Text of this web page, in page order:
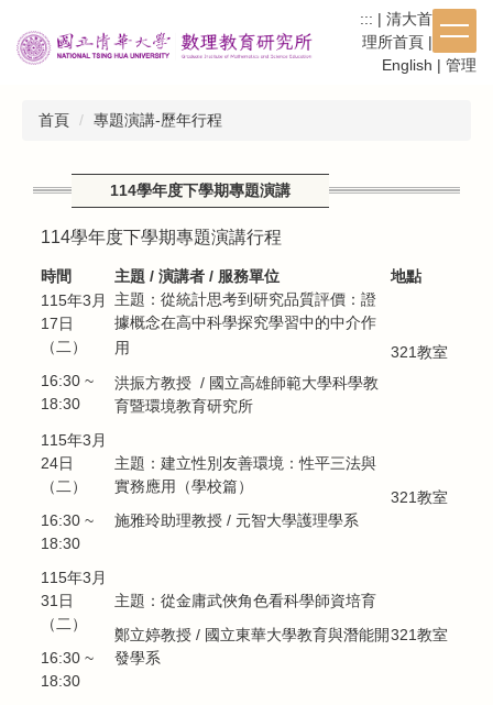
到
主
::: | 清大首頁
理所首頁 | 繁體|
English | 管理
首頁 專題演講-歷年行程
114學年度下學期專題演講
114學年度下學期專題演講行程
時間 主題 / 演講者 / 服務單位
地點
115年3月
17日
（二）
16:30 ~
18:30
主題： 從統計思考到研究品質評價：證
據概念在高中科學探究學習中的中介作
用
洪振方教授 / 國立高雄師範大學科學教
育暨環境教育研究所
321教室
115年3月
24日
（二）
16:30 ~
18:30
主題： 建立性別友善環境：性平三法與
實務應用（學校篇）
施雅玲助理教授 / 元智大學護理學系
321教室
115年3月
31日
（二）
16:30 ~
18:30
主題： 從金庸武俠角色看科學師資培育
鄭立婷教授 / 國立東華大學教育與潛能開
發學系
321教室